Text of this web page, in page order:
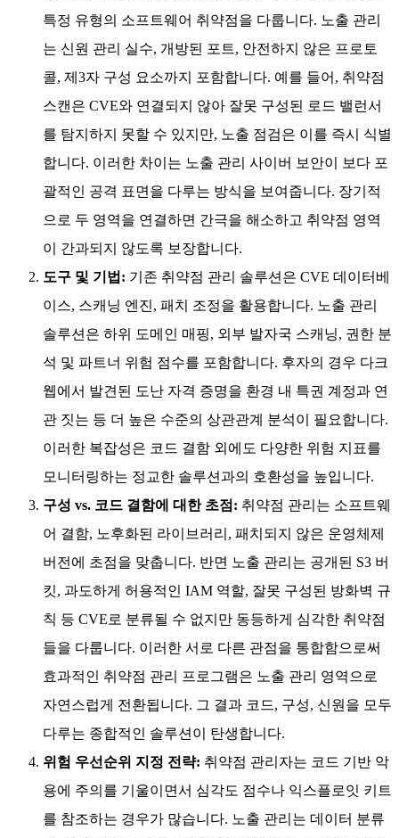
특정 유형의 소프트웨어 취약점을 다룹니다. 노출 관리
는 신원 관리 실수, 개방된 포트, 안전하지 않은 프로토
콜, 제3자 구성 요소까지 포함합니다. 예를 들어, 취약점
스캔은 CVE와 연결되지 않아 잘못 구성된 로드 밸런서
를 탐지하지 못할 수 있지만, 노출 점검은 이를 즉시 식별
합니다. 이러한 차이는 노출 관리 사이버 보안이 보다 포
괄적인 공격 표면을 다루는 방식을 보여줍니다. 장기적
으로 두 영역을 연결하면 간극을 해소하고 취약점 영역
이 간과되지 않도록 보장합니다.
도구 및 기법: 기존 취약점 관리 솔루션은 CVE 데이터베
이스, 스캐닝 엔진, 패치 조정을 활용합니다. 노출 관리
솔루션은 하위 도메인 매핑, 외부 발자국 스캐닝, 권한 분
석 및 파트너 위험 점수를 포함합니다. 후자의 경우 다크
웹에서 발견된 도난 자격 증명을 환경 내 특권 계정과 연
관 짓는 등 더 높은 수준의 상관관계 분석이 필요합니다.
이러한 복잡성은 코드 결함 외에도 다양한 위험 지표를
모니터링하는 정교한 솔루션과의 호환성을 높입니다.
구성 vs. 코드 결함에 대한 초점: 취약점 관리는 소프트웨
어 결함, 노후화된 라이브러리, 패치되지 않은 운영체제
버전에 초점을 맞춥니다. 반면 노출 관리는 공개된 S3 버
킷, 과도하게 허용적인 IAM 역할, 잘못 구성된 방화벽 규
칙 등 CVE로 분류될 수 없지만 동등하게 심각한 취약점
들을 다룹니다. 이러한 서로 다른 관점을 통합함으로써
효과적인 취약점 관리 프로그램은 노출 관리 영역으로
자연스럽게 전환됩니다. 그 결과 코드, 구성, 신원을 모두
다루는 종합적인 솔루션이 탄생합니다.
위험 우선순위 지정 전략: 취약점 관리자는 코드 기반 악
용에 주의를 기울이면서 심각도 점수나 익스플로잇 키트
를 참조하는 경우가 많습니다. 노출 관리는 데이터 분류